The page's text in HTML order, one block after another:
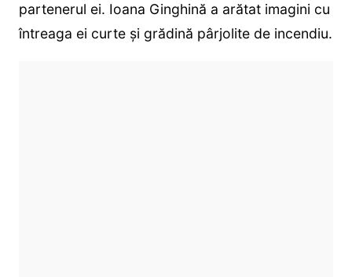
partenerul ei. Ioana Ginghină a arătat imagini cu
întreaga ei curte și grădină pârjolite de incendiu.